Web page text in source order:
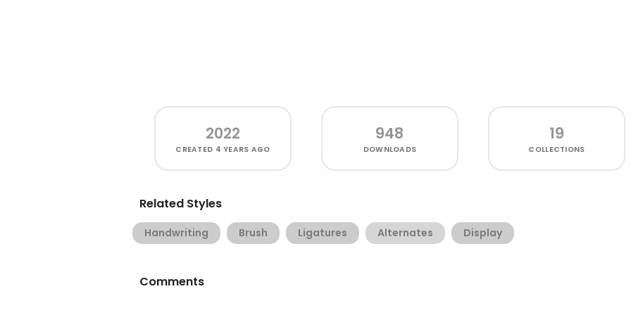
2022
CREATED 4 YEARS AGO
948
DOWNLOADS
19
COLLECTIONS
Related Styles
Handwriting Brush Ligatures Alternates Display
Comments